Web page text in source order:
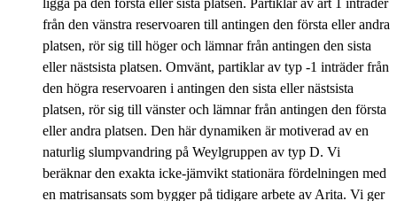
från den vänstra reservoaren till antingen den första eller andra
platsen, rör sig till höger och lämnar från antingen den sista
eller nästsista platsen. Omvänt, partiklar av typ -1 inträder från
den högra reservoaren i antingen den sista eller nästsista
platsen, rör sig till vänster och lämnar från antingen den första
eller andra platsen. Den här dynamiken är motiverad av en
naturlig slumpvandring på Weylgruppen av typ D. Vi
beräknar den exakta icke-jämvikt stationära fördelningen med
en matrisansats som bygger på tidigare arbete av Arita. Vi ger